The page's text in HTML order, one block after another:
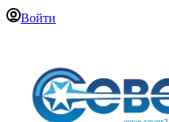
Войти